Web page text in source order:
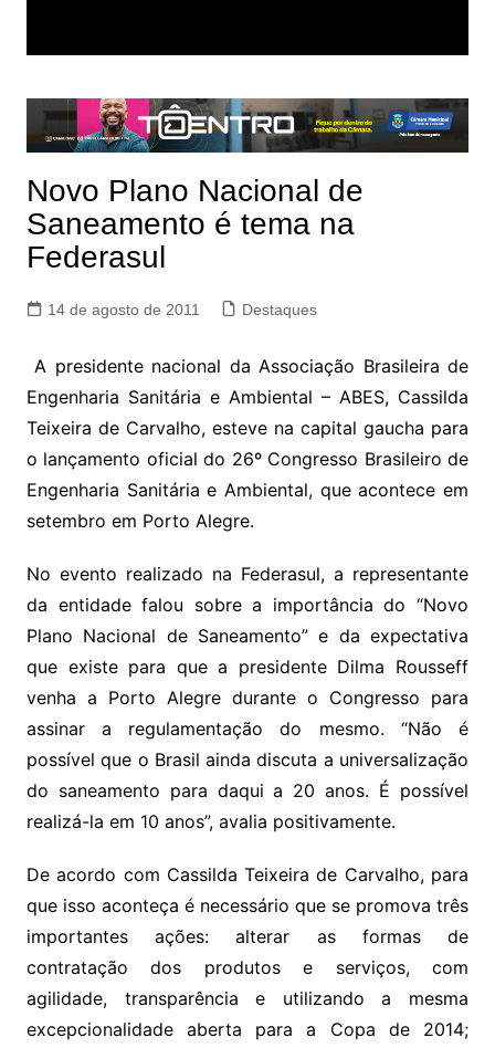
Novo Plano Nacional de
Saneamento é tema na
Federasul
14 de agosto de 2011 Destaques
A presidente nacional da Associação Brasileira de
Engenharia Sanitária e Ambiental – ABES, Cassilda
Teixeira de Carvalho, esteve na capital gaucha para
o lançamento oficial do 26º Congresso Brasileiro de
Engenharia Sanitária e Ambiental, que acontece em
setembro em Porto Alegre.
No evento realizado na Federasul, a representante
da entidade falou sobre a importância do “Novo
Plano Nacional de Saneamento” e da expectativa
que existe para que a presidente Dilma Rousseff
venha a Porto Alegre durante o Congresso para
assinar a regulamentação do mesmo. “Não é
possível que o Brasil ainda discuta a universalização
do saneamento para daqui a 20 anos. É possível
realizá-la em 10 anos”, avalia positivamente.
De acordo com Cassilda Teixeira de Carvalho, para
que isso aconteça é necessário que se promova três
importantes ações: alterar as formas de
contratação dos produtos e serviços, com
agilidade, transparência e utilizando a mesma
excepcionalidade aberta para a Copa de 2014;